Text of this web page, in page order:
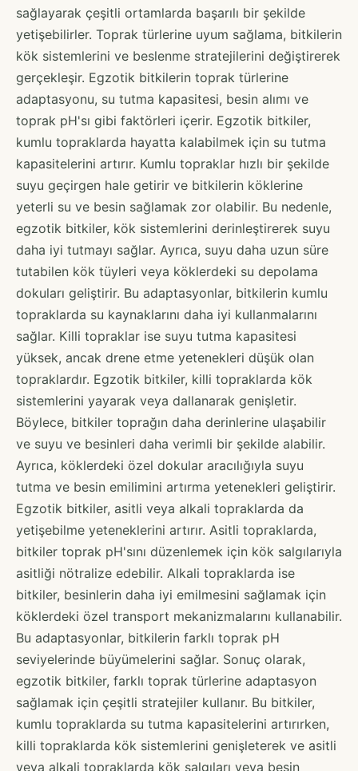
sağlayarak çeşitli ortamlarda başarılı bir şekilde
yetişebilirler. Toprak türlerine uyum sağlama, bitkilerin
kök sistemlerini ve beslenme stratejilerini değiştirerek
gerçekleşir. Egzotik bitkilerin toprak türlerine
adaptasyonu, su tutma kapasitesi, besin alımı ve
toprak pH'sı gibi faktörleri içerir. Egzotik bitkiler,
kumlu topraklarda hayatta kalabilmek için su tutma
kapasitelerini artırır. Kumlu topraklar hızlı bir şekilde
suyu geçirgen hale getirir ve bitkilerin köklerine
yeterli su ve besin sağlamak zor olabilir. Bu nedenle,
egzotik bitkiler, kök sistemlerini derinleştirerek suyu
daha iyi tutmayı sağlar. Ayrıca, suyu daha uzun süre
tutabilen kök tüyleri veya köklerdeki su depolama
dokuları geliştirir. Bu adaptasyonlar, bitkilerin kumlu
topraklarda su kaynaklarını daha iyi kullanmalarını
sağlar. Killi topraklar ise suyu tutma kapasitesi
yüksek, ancak drene etme yetenekleri düşük olan
topraklardır. Egzotik bitkiler, killi topraklarda kök
sistemlerini yayarak veya dallanarak genişletir.
Böylece, bitkiler toprağın daha derinlerine ulaşabilir
ve suyu ve besinleri daha verimli bir şekilde alabilir.
Ayrıca, köklerdeki özel dokular aracılığıyla suyu
tutma ve besin emilimini artırma yetenekleri geliştirir.
Egzotik bitkiler, asitli veya alkali topraklarda da
yetişebilme yeteneklerini artırır. Asitli topraklarda,
bitkiler toprak pH'sını düzenlemek için kök salgılarıyla
asitliği nötralize edebilir. Alkali topraklarda ise
bitkiler, besinlerin daha iyi emilmesini sağlamak için
köklerdeki özel transport mekanizmalarını kullanabilir.
Bu adaptasyonlar, bitkilerin farklı toprak pH
seviyelerinde büyümelerini sağlar. Sonuç olarak,
egzotik bitkiler, farklı toprak türlerine adaptasyon
sağlamak için çeşitli stratejiler kullanır. Bu bitkiler,
kumlu topraklarda su tutma kapasitelerini artırırken,
killi topraklarda kök sistemlerini genişleterek ve asitli
veya alkali topraklarda kök salgıları veya besin